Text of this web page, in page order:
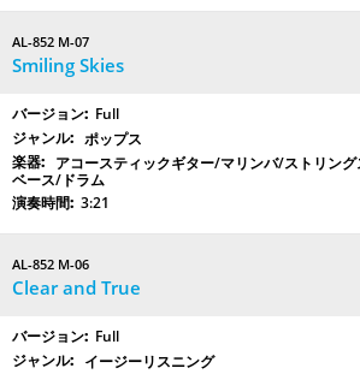
AL-852 M-07
Smiling Skies
Full
ポップス
アコースティックギター/マリンバ/ストリン
ベース/ドラム
3:21
AL-852 M-06
Clear and True
Full
イージーリスニング